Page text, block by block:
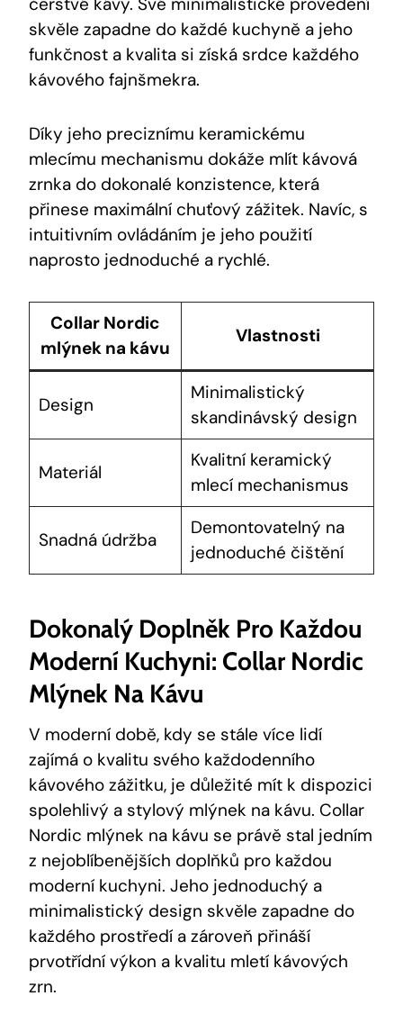
skvěle zapadne do každé kuchyně a jeho
funkčnost a kvalita si získá srdce každého
kávového fajnšmekra.
Díky jeho preciznímu keramickému
mlecímu mechanismu dokáže mlít kávová
zrnka do dokonalé konzistence, která
přinese maximální chuťový zážitek. Navíc, s
intuitivním ovládáním je jeho použití
naprosto jednoduché a rychlé.
Collar Nordic
mlýnek na kávu
Vlastnosti
Design
Minimalistický
skandinávský design
Materiál
Kvalitní keramický
mlecí mechanismus
Snadná údržba
Demontovatelný na
jednoduché čištění
Dokonalý Doplněk Pro Každou
Moderní Kuchyni: Collar Nordic
Mlýnek Na Kávu
V moderní době, kdy se stále více lidí
zajímá o kvalitu svého každodenního
kávového zážitku, je důležité mít k dispozici
spolehlivý a stylový mlýnek na kávu. Collar
Nordic mlýnek na kávu se právě stal jedním
z nejoblíbenějších doplňků pro každou
moderní kuchyni. Jeho jednoduchý a
minimalistický design skvěle zapadne do
každého prostředí a zároveň přináší
prvotřídní výkon a kvalitu mletí kávových
zrn.